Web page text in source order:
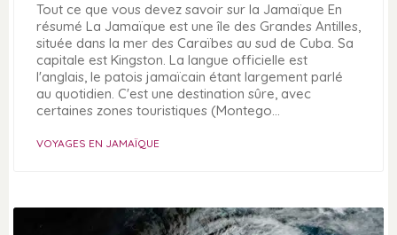
Tout ce que vous devez savoir sur la Jamaïque En
résumé La Jamaïque est une île des Grandes Antilles,
située dans la mer des Caraïbes au sud de Cuba. Sa
capitale est Kingston. La langue officielle est
l'anglais, le patois jamaïcain étant largement parlé
au quotidien. C'est une destination sûre, avec
certaines zones touristiques (Montego…
VOYAGES EN JAMAÏQUE